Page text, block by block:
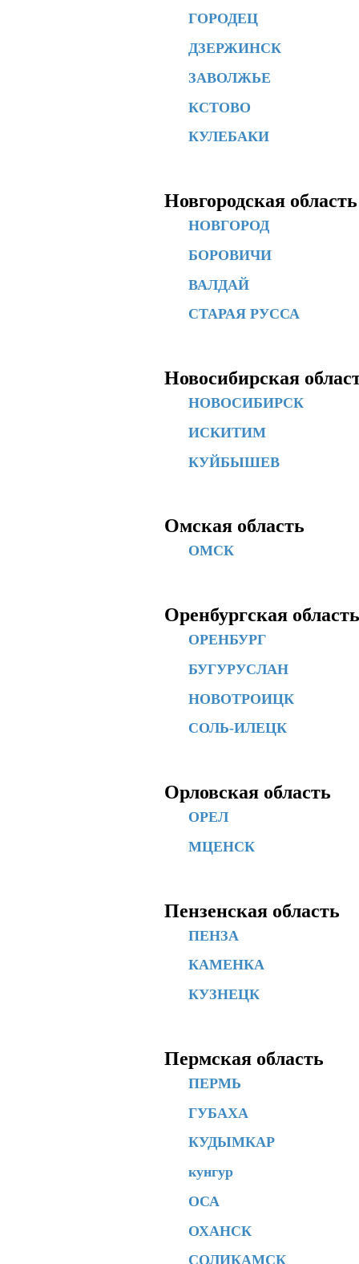
ГОРОДЕЦ
ДЗЕРЖИНСК
ЗАВОЛЖЬЕ
КСТОВО
КУЛЕБАКИ
Новгородская область
НОВГОРОД
БОРОВИЧИ
ВАЛДАЙ
СТАРАЯ РУССА
Новосибирская
НОВОСИБИРСК
ИСКИТИМ
КУЙБЫШЕВ
Омская область
ОМСК
Оренбургская область
ОРЕНБУРГ
БУГУРУСЛАН
НОВОТРОИЦК
СОЛЬ-ИЛЕЦК
Орловская область
ОРЕЛ
МЦЕНСК
Пензенская область
ПЕНЗА
КАМЕНКА
КУЗНЕЦК
Пермская область
ПЕРМЬ
ГУБАХА
КУДЫМКАР
кунгур
ОСА
ОХАНСК
СОЛИКАМСК